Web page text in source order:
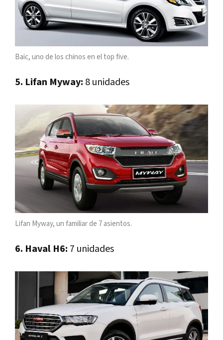
Baic, uno de los chinos en el top five.
5. Lifan Myway: 8 unidades
Lifan Myway, un familiar de 7 asientos.
6. Haval H6: 7 unidades